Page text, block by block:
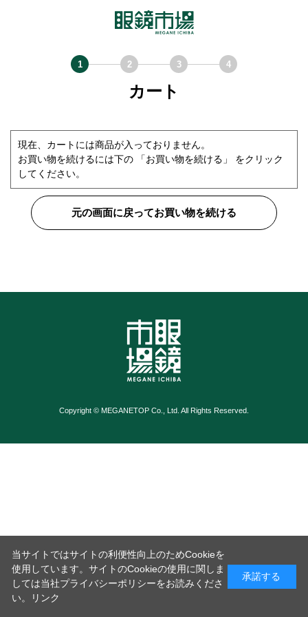
カート
現在、カートには商品が入っておりません。
お買い物を続けるには下の 「お買い物を続ける」 をクリック
してください。
元の画面に戻ってお買い物を続ける
Copyright © MEGANETOP Co., Ltd. All Rights Reserved.
当サイトではサイトの利便性向上のためCookieを
使用しています。サイトのCookieの使用に関しま
しては当社プライバシーポリシーをお読みくださ
い。
リンク
承諾する